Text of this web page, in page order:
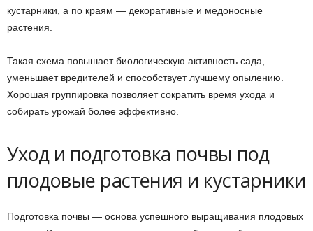
кустарники, а по краям — декоративные и медоносные
растения.
Такая схема повышает биологическую активность сада,
уменьшает вредителей и способствует лучшему опылению.
Хорошая группировка позволяет сократить время ухода и
собирать урожай более эффективно.
Уход и подготовка почвы под
плодовые растения и кустарники
Подготовка почвы — основа успешного выращивания плодовых